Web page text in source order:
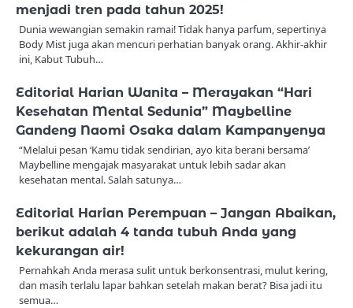
menjadi tren pada tahun 2025!
Dunia wewangian semakin ramai! Tidak hanya parfum, sepertinya
Body Mist juga akan mencuri perhatian banyak orang. Akhir-akhir
ini, Kabut Tubuh…
Editorial Harian Wanita – Merayakan “Hari
Kesehatan Mental Sedunia” Maybelline
Gandeng Naomi Osaka dalam Kampanyenya
“Melalui pesan ‘Kamu tidak sendirian, ayo kita berani bersama’
Maybelline mengajak masyarakat untuk lebih sadar akan
kesehatan mental. Salah satunya…
Editorial Harian Perempuan – Jangan Abaikan,
berikut adalah 4 tanda tubuh Anda yang
kekurangan air!
Pernahkah Anda merasa sulit untuk berkonsentrasi, mulut kering,
dan masih terlalu lapar bahkan setelah makan berat? Bisa jadi itu
semua…